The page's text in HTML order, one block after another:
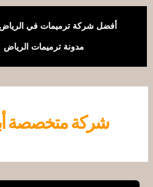
أفضل شركة ترميمات في الرياض
مدونة ترميمات الرياض
تخطي
شركة متخصصة